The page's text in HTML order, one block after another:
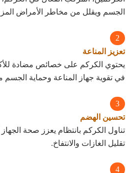
الجسم ويقلل من مخاطر الأمراض
تعزيز المناعة
يحتوي الكركم على خصائص مضادة
في تقوية جهاز المناعة وحماية الجسم
تحسين الهضم
تناول الكركم بانتظام يعزز صحة
تقليل الغازات والانتفاخ.